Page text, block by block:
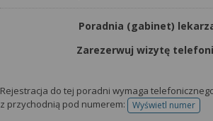
Poradnia (gabinet)
Zarezerwuj wizytę
Rejestracja do tej poradni wymaga
z przychodnią pod numerem:
Wyświetl numer
telefonu do